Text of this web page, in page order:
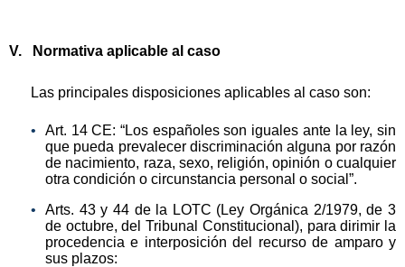
V. Normativa aplicable al caso
Las principales disposiciones aplicables al caso son:
Art. 14 CE: “Los españoles son iguales ante la ley, sin
que pueda prevalecer discriminación alguna por razón
de nacimiento, raza, sexo, religión, opinión o cualquier
otra condición o circunstancia personal o social”.
Arts. 43 y 44 de la LOTC (Ley Orgánica 2/1979, de 3
de octubre, del Tribunal Constitucional), para dirimir la
procedencia e interposición del recurso de amparo y
sus plazos: